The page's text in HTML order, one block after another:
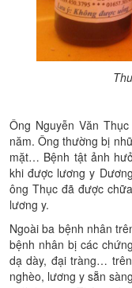
Ông Nguyễn Văn
năm. Ông thường bị
mặt… Bệnh tật ảnh
khi được lương y
ông Thục đã được
lương y.
Ngoài ba bệnh nhân
bệnh nhân bị các
dạ dày, đại tràng…
nghèo, lương y sẵn